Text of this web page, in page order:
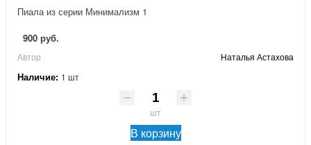
Пиала из серии Минимализм 1
900 руб.
Автор Наталья Астахова
Наличие: 1 шт
шт
В корзину